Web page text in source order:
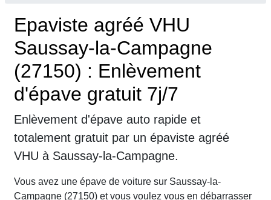
Epaviste agréé VHU
Saussay-la-Campagne
(27150) : Enlèvement
d'épave gratuit 7j/7
Enlèvement d'épave auto rapide et
totalement gratuit par un épaviste agréé
VHU à Saussay-la-Campagne.
Vous avez une épave de voiture sur Saussay-la-
Campagne (27150) et vous voulez vous en débarrasser